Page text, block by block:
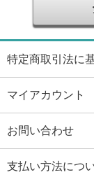
特定商取引法に
マイアカウント
お問い合わせ
支払い方法につ